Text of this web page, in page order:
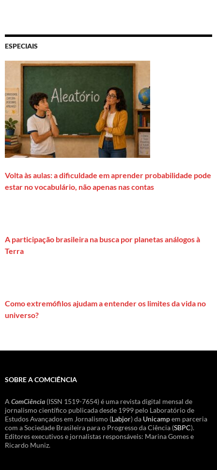
ESPECIAIS
Volta às aulas: a dificuldade em aprender probabilidade pode
estar no vocabulário, não apenas nas contas
A participação brasileira na busca por planetas análogos à
Terra
Como extremófilos ajudam a entender os limites da vida no
universo?
SOBRE A COMCIÊNCIA
A ComCiência (ISSN 1519-7654) é uma revista digital mensal de
jornalismo científico publicada desde 1999 pelo Laboratório de
Estudos Avançados em Jornalismo (Labjor) da Unicampem parceria
com a Sociedade Brasileira para o Progresso da Ciência (SBPC).
Editores executivos e jornalistas responsáveis: Marina Gomes e
Ricardo Muniz.